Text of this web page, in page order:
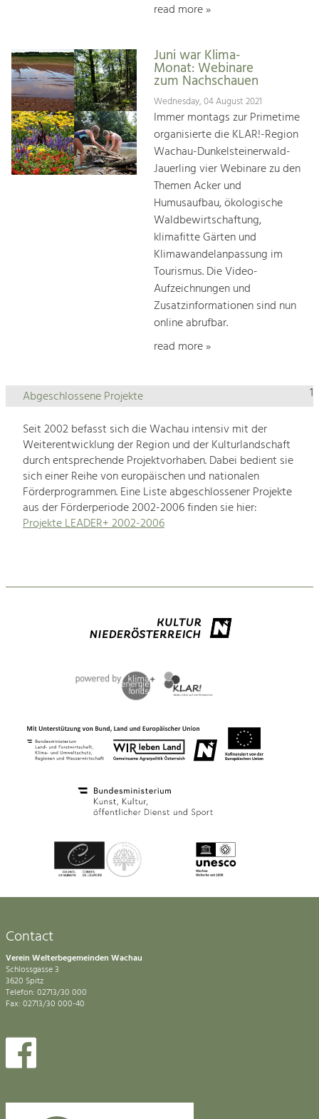
read more »
Juni war Klima-
Monat: Webinare
zum Nachschauen
Wednesday, 04 August 2021
Immer montags zur Primetime
organisierte die KLAR!-Region
Wachau-Dunkelsteinerwald-
Jauerling vier Webinare zu den
Themen Acker und
Humusaufbau, ökologische
Waldbewirtschaftung,
klimafitte Gärten und
Klimawandelanpassung im
Tourismus. Die Video-
Aufzeichnungen und
Zusatzinformationen sind nun
online abrufbar.
read more »
1
Abgeschlossene Projekte
Seit 2002 befasst sich die Wachau intensiv mit der
Weiterentwicklung der Region und der Kulturlandschaft
durch entsprechende Projektvorhaben. Dabei bedient sie
sich einer Reihe von europäischen und nationalen
Förderprogrammen. Eine Liste abgeschlossener Projekte
aus der Förderperiode 2002-2006 finden sie hier:
Projekte LEADER+ 2002-2006
Contact
Verein Welterbegemeinden Wachau
Schlossgasse 3
3620 Spitz
Telefon: 02713/30 000
Fax: 02713/30 000-40